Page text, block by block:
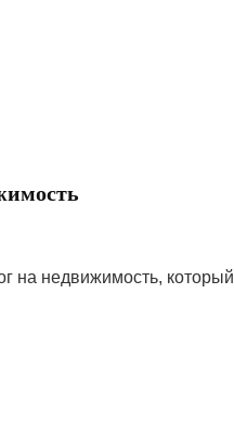
на недвижимость, который